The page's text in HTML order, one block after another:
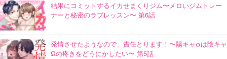
結果にコミットするイカせまくりジム〜メロいジムトレー
ナーと秘密のラブレッスン〜 第6話
発情させたようなので、責任とります！〜陽キャαは陰キャ
Ωの疼きをどうにかしたい〜 第5話